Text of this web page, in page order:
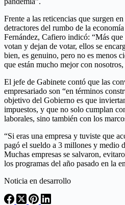
Frente a las reticencias que surgen
detractores del rumbo de la
Fernández, Cafiero indicó: “Más
votan y dejan de votar, ellos se
bien, es genuino, pero no es menos
que están mucho mejor con
El jefe de Gabinete contó que las
empresariado son “en términos
objetivo del Gobierno es que
impuestos, y que no solo cumplan
laborales, sino también con los
“Si eras una empresa y tuviste que
pagó el sueldo a 3 millones y medio
Muchas empresas se salvaron,
los programas del año pasado en la
Noticia en desarrollo